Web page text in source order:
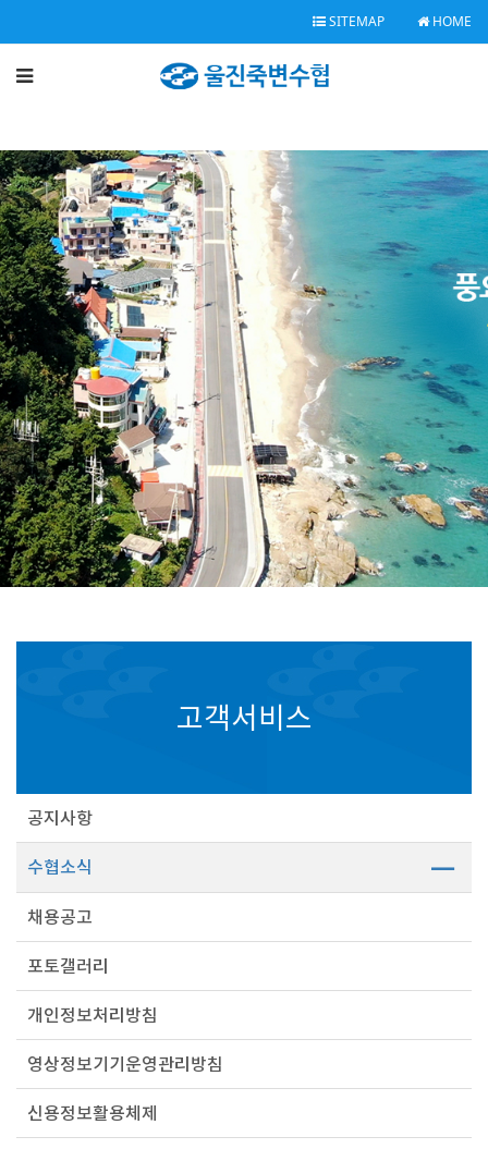
SITEMAP HOME
고객서비스
공지사항
수협소식
채용공고
포토갤러리
개인정보처리방침
영상정보기기운영관리방침
신용정보활용체제